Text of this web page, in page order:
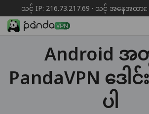
သင့် IP: 216.73.217.69 · သင့် အနေအထား:
Android
PandaVPN ဒေ
ပါ